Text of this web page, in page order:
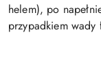
helem), po
przypadkiem wady